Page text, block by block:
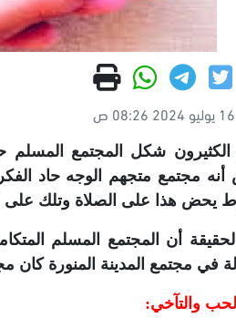
شكل المجتمع المسلم
أنه مجتمع متجهم الوجه حاد
يحض هذا على الصلاة وتلك على
الحقيقة أن المجتمع المسلم
في مجتمع المدينة المنورة كان
الحب والتآخي: